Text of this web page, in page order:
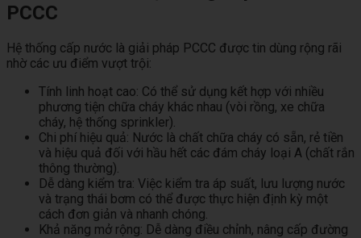
PCCC
Hệ thống cấp nước là giải pháp PCCC được tin dùng rộng rãi
nhờ các ưu điểm vượt trội:
Tính linh hoạt cao: Có thể sử dụng kết hợp với nhiều
phương tiện chữa cháy khác nhau (vòi rồng, xe chữa
cháy, hệ thống sprinkler).
Chi phí hiệu quả: Nước là chất chữa cháy có sẵn, rẻ tiền
và hiệu quả đối với hầu hết các đám cháy loại A (chất rắn
thông thường).
Dễ dàng kiểm tra: Việc kiểm tra áp suất, lưu lượng nước
và trạng thái bơm có thể được thực hiện định kỳ một
cách đơn giản và nhanh chóng.
Khả năng mở rộng: Dễ dàng điều chỉnh, nâng cấp đường